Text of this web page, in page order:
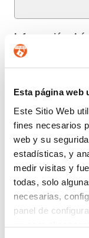
Esta página web
Este Sitio Web
fines necesarios
web y su
estadísticas, y
medir visitas y
todas, solo
necesarias,
panel de
Información
conformidad
informativo
ejercer sus
ENTIENDO
datos tal y como
con mayor
AUTORIZO
comerciales.